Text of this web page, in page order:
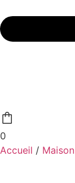
0
Accueil / Maison